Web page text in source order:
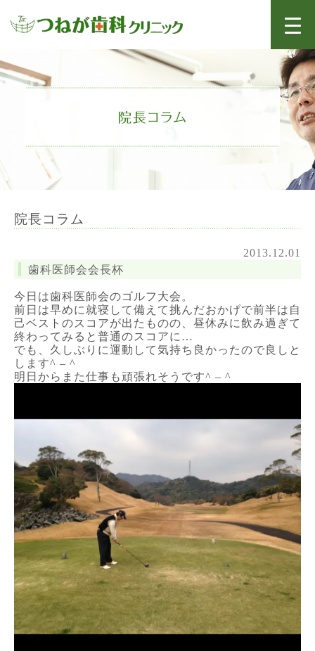
院長コラム
2013.12.01
歯科医師会会長杯
今日は歯科医師会のゴルフ大会。
前日は早めに就寝して備えて挑んだおかげで前半は自
己ベストのスコアが出たものの、昼休みに飲み過ぎて
終わってみると普通のスコアに…
でも、久しぶりに運動して気持ち良かったので良しと
します^ – ^
明日からまた仕事も頑張れそうです^ – ^